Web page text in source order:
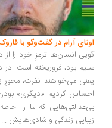
آرام در گفت‌وگو با فاروک شهیچ‭
انسان‌ها ترمزِ خود را از دست
بود، فروریخته است. در دنیای
می‌خواهند نفرت، محورِ
کردیم «دیگری» بودن چه
که ما را احاطه
زندگی و شادی‌هایش...